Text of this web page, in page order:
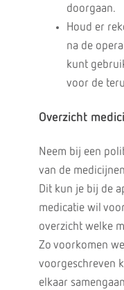
doorgaan.
Houd er
na de
kunt
voor de
Overzicht
Neem bij een
van de
Dit kun je bij de
medicatie wil
overzicht welke
Zo voorkomen
voorgeschreven
elkaar